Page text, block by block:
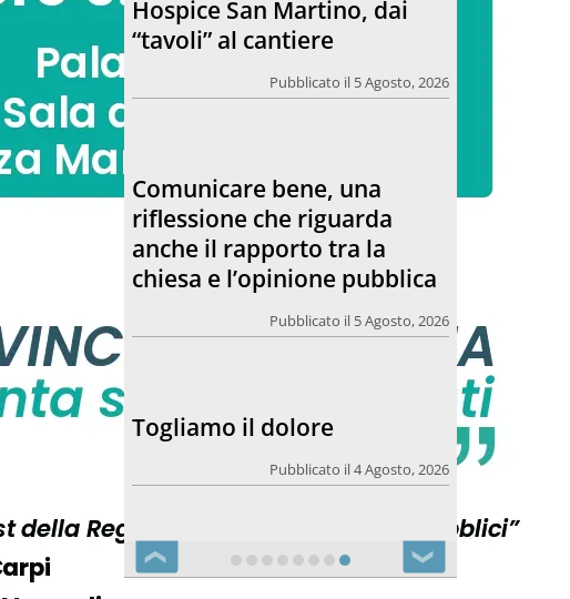
Hospice San Martino, dai
“tavoli” al cantiere
Pubblicato il 5 Agosto, 2026
Comunicare bene, una
riflessione che riguarda
anche il rapporto tra la
chiesa e l’opinione pubblica
Pubblicato il 5 Agosto, 2026
Togliamo il dolore
Pubblicato il 4 Agosto, 2026
❮ ❯